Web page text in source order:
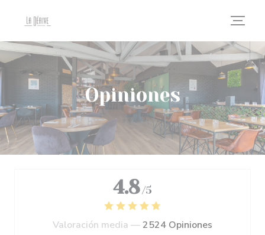
Opiniones
4.8 /5
Valoración media —2524 Opiniones